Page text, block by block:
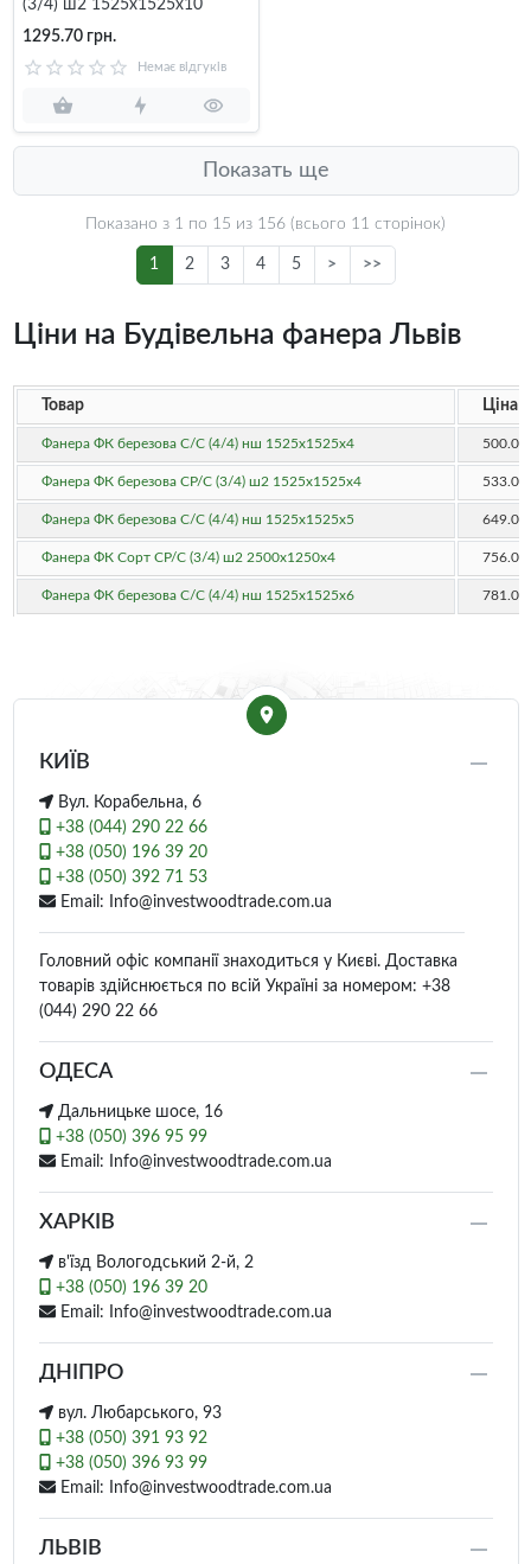
(3/4) ш2 1525x1525x10
1295.70 грн.
Немає відгуків
Показать ще
Показано з 1 по 15 из 156 (всього 11 сторінок)
1 2 3 4 5 > >>
Ціни на Будівельна фанера Львів
Товар Ціна
Фанера ФК березова C/C (4/4) нш 1525x1525x4
Фанера ФК березова CP/C (3/4) ш2 1525x1525x4
Фанера ФК березова C/C (4/4) нш 1525x1525x5
Фанера ФК Сорт СР/C (3/4) ш2 2500х1250х4
Фанера ФК березова C/C (4/4) нш 1525x1525x6
КИЇВ
Вул. Корабельна, 6
+38 (044) 290 22 66
+38 (050) 196 39 20
+38 (050) 392 71 53
Email: Info@investwoodtrade.com.ua
Головний офіс компанії знаходиться у Києві. Доставка
товарів здійснюється по всій Україні за номером: +38
(044) 290 22 66
ОДЕСА
Дальницьке шосе, 16
+38 (050) 396 95 99
Email: Info@investwoodtrade.com.ua
ХАРКІВ
в'їзд Вологодський 2-й, 2
+38 (050) 196 39 20
Email: Info@investwoodtrade.com.ua
ДНІПРО
вул. Любарського, 93
+38 (050) 391 93 92
+38 (050) 396 93 99
Email: Info@investwoodtrade.com.ua
ЛЬВІВ